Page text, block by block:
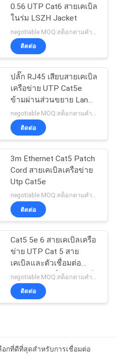
0.56 UTP Cat6 สายเคเบิล
ในร่ม LSZH Jacket
ติดต่อ
ปลั๊ก RJ45 เสียบสายเคเบิล
เครือข่าย UTP Cat5e
ข้ามผ่านส่วนขยาย Lan
แบบตรงครอสโอเวอร์
negotiable MOQ:สต็อกตามคำขอของลูกค้าประเภทกำหนดเอง 30000 เมตร
ติดต่อ
3m Ethernet Cat5 Patch
Cord สายเคเบิลเครือข่าย
Utp Cat5e
negotiable MOQ:สต็อกตามคำขอของลูกค้าประเภทกำหนดเอง 30000 เมตร
ติดต่อ
Cat5 5e 6 สายเคเบิลเครือ
ข่าย UTP Cat 5 สาย
เคเบิลและตัวเชื่อมต่อ
Patch Cable ในระบบเครือ
ข่าย
negotiable MOQ:สต็อกตามคำขอของลูกค้าประเภทกำหนดเอง 30000 เมตร
ติดต่อ
อกที่ดีที่สุดสําหรับการเชื่อมต่อ